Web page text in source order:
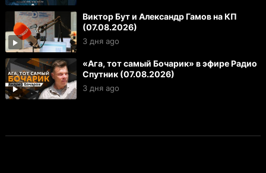
Виктор Бут и Александр Гамов на КП
(07.08.2026)
3 дня ago
«Ага, тот самый Бочарик» в эфире Радио
Спутник (07.08.2026)
3 дня ago